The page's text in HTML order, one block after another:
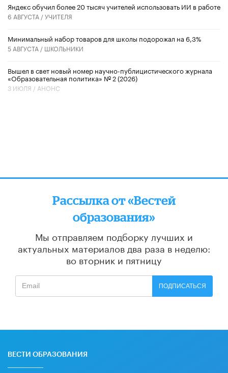
​Яндекс обучил более 20 тысяч учителей использовать ИИ в работе
6 АВГУСТА /УЧИТЕЛЯ
Минимальный набор товаров для школы подорожал на 6,3%
5 АВГУСТА / ШКОЛЬНИКИ
Вышел в свет новый номер научно-публицистического журнала
«Образовательная политика» № 2 (2026)
3 ИЮЛЯ / АНОНС
Рассылка от «Вестей
образования»
Мы отправляем подборку лучших и
актуальных материалов два раза в неделю:
во вторник и пятницу
ПОДПИСАТЬСЯ
ВЕСТИ ОБРАЗОВАНИЯ